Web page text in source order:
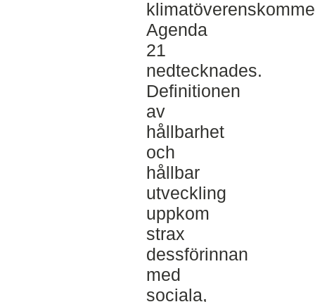
Agenda
21
nedtecknades.
Definitionen
av
hållbarhet
och
hållbar
utveckling
uppkom
strax
dessförinnan
med
sociala,